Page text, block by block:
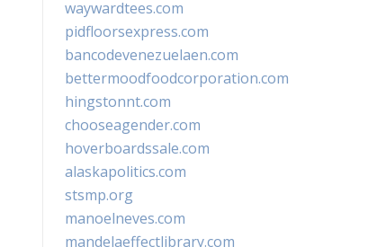
waywardtees.com
pidfloorsexpress.com
bancodevenezuelaen.com
bettermoodfoodcorporation.com
hingstonnt.com
chooseagender.com
hoverboardssale.com
alaskapolitics.com
stsmp.org
manoelneves.com
mandelaeffectlibrary.com